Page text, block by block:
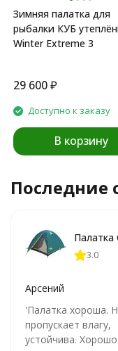
Зимняя палатка для
рыбалки КУБ
Winter Extreme 3
29 600₽
Доступно к заказу
В корзину
Последние
3.0
Арсений
'Палатка хороша.
пропускает влагу,
устойчива. Хорошо